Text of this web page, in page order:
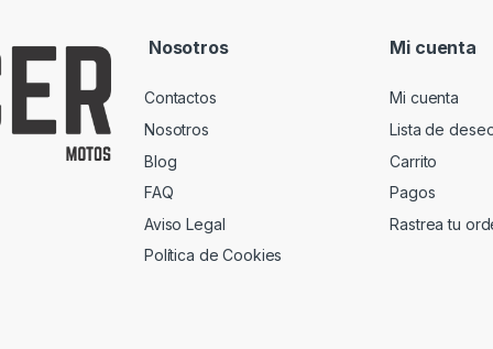
Nosotros
Contactos
Nosotros
Blog
FAQ
Aviso Legal
Política de Cookies
Mi cuenta
Mi cuenta
Lista de
Carrito
Pagos
Rastrea tu